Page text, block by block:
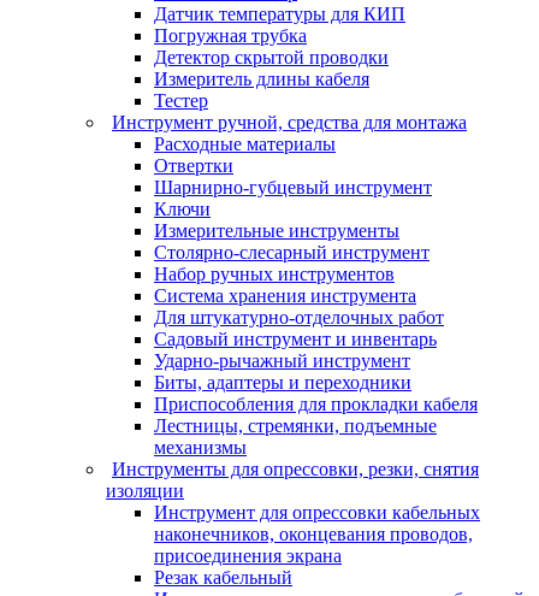
Датчик температуры для КИП
Погружная трубка
Детектор скрытой проводки
Измеритель длины кабеля
Тестер
Инструмент ручной, средства для монтажа
Расходные материалы
Отвертки
Шарнирно-губцевый инструмент
Ключи
Измерительные инструменты
Столярно-слесарный инструмент
Набор ручных инструментов
Система хранения инструмента
Для штукатурно-отделочных работ
Садовый инструмент и инвентарь
Ударно-рычажный инструмент
Биты, адаптеры и переходники
Приспособления для прокладки кабеля
Лестницы, стремянки, подъемные
механизмы
Инструменты для опрессовки, резки, снятия
изоляции
Инструмент для опрессовки кабельных
наконечников, оконцевания проводов,
присоединения экрана
Резак кабельный